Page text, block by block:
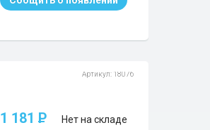
Артикул: 18076
1 181 P Нет на складе